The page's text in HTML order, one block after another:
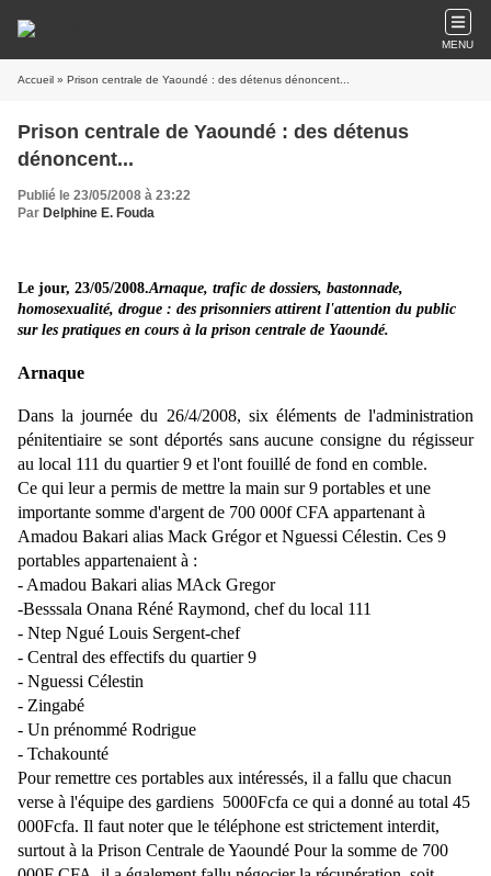
MENU
Accueil » Prison centrale de Yaoundé : des détenus dénoncent...
Prison centrale de Yaoundé : des détenus
dénoncent...
Publié le 23/05/2008 à 23:22
Par Delphine E. Fouda
Le jour, 23/05/2008.Arnaque, trafic de dossiers, bastonnade,
homosexualité, drogue : des prisonniers attirent l'attention du public
sur les pratiques en cours à la prison centrale de Yaoundé.
Arnaque
Dans la journée du 26/4/2008, six éléments de l'administration
pénitentiaire se sont déportés sans aucune consigne du régisseur
au local 111 du quartier 9 et l'ont fouillé de fond en comble.
Ce qui leur a permis de mettre la main sur 9 portables et une
importante somme d'argent de 700 000f CFA appartenant à
Amadou Bakari alias Mack Grégor et Nguessi Célestin. Ces 9
portables appartenaient à :
- Amadou Bakari alias MAck Gregor
-Besssala Onana Réné Raymond, chef du local 111
- Ntep Ngué Louis Sergent-chef
- Central des effectifs du quartier 9
- Nguessi Célestin
- Zingabé
- Un prénommé Rodrigue
- Tchakounté
Pour remettre ces portables aux intéressés, il a fallu que chacun
verse à l'équipe des gardiens 5000Fcfa ce qui a donné au total 45
000Fcfa. Il faut noter que le téléphone est strictement interdit,
surtout à la Prison Centrale de Yaoundé Pour la somme de 700